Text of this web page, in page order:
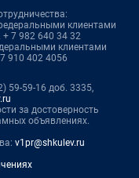
клиентами
+ 7 982 640 34 32
клиентами
910 402 4056
59-59-16 доб. 3335,
за достоверность
объявлениях.
v1pr@shkulev.ru